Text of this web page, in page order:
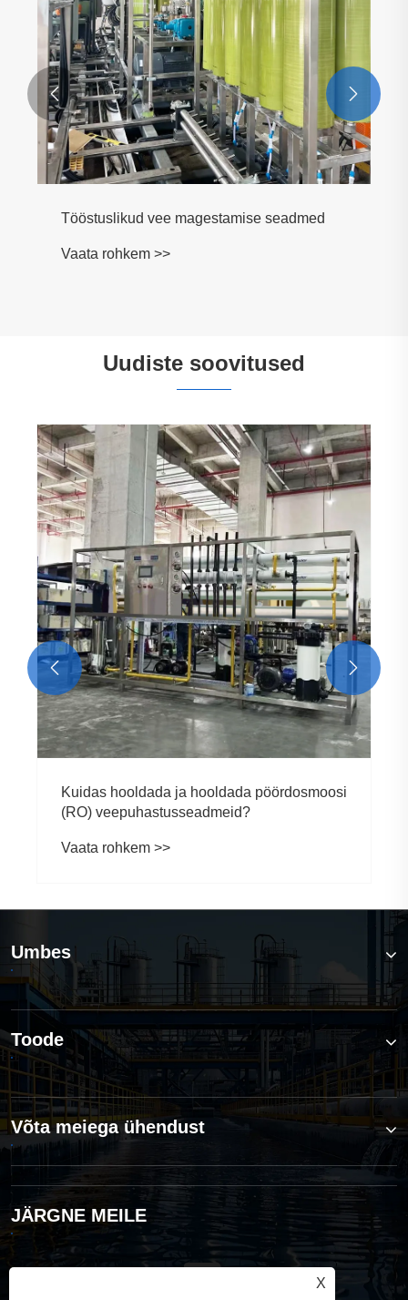
Tööstuslikud vee magestamise seadmed
Vaata rohkem >>
 
Uudiste soovitused
Kuidas hooldada ja hooldada pöördosmoosi
(RO) veepuhastusseadmeid?
Vaata rohkem >>
 
Umbes
Toode
Võta meiega ühendust
JÄRGNE MEILE
X